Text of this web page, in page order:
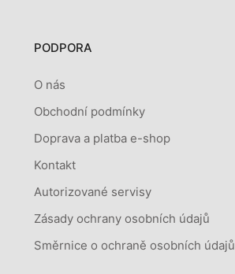
PODPORA
O nás
Obchodní podmínky
Doprava a platba e-shop
Kontakt
Autorizované servisy
Zásady ochrany osobních údajů
Směrnice o ochraně osobních údajů